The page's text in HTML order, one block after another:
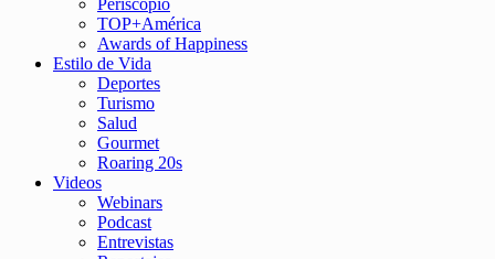
Periscopio
TOP+América
Awards of Happiness
Estilo de Vida
Deportes
Turismo
Salud
Gourmet
Roaring 20s
Videos
Webinars
Podcast
Entrevistas